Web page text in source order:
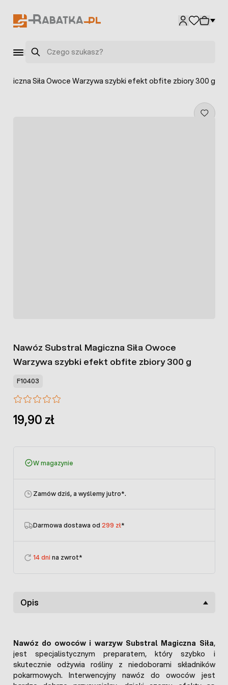
Szukaj
Siła Owoce Warzywa szybki efekt obfite zbiory 300 g
Nawóz Substral Magiczna Siła Owoce
Warzywa szybki efekt obfite zbiory 300 g
F10403
19,90 zł
W magazynie
Zamów dziś, a wyślemy jutro*.
Darmowa dostawa od 299 zł*
14 dni na zwrot*
Opis
Nawóz do owoców i warzyw Substral Magiczna Siła,
jest specjalistycznym preparatem, który szybko i
skutecznie odżywia rośliny z niedoborami składników
pokarmowych. Interwencyjny nawóz do owoców jest